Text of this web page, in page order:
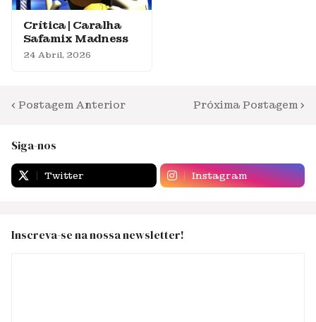
Crítica | Caralha
Safamix Madness
24 Abril, 2026
Postagem Anterior Próxima Postagem
Siga-nos
Twitter Instagram
Inscreva-se na nossa newsletter!